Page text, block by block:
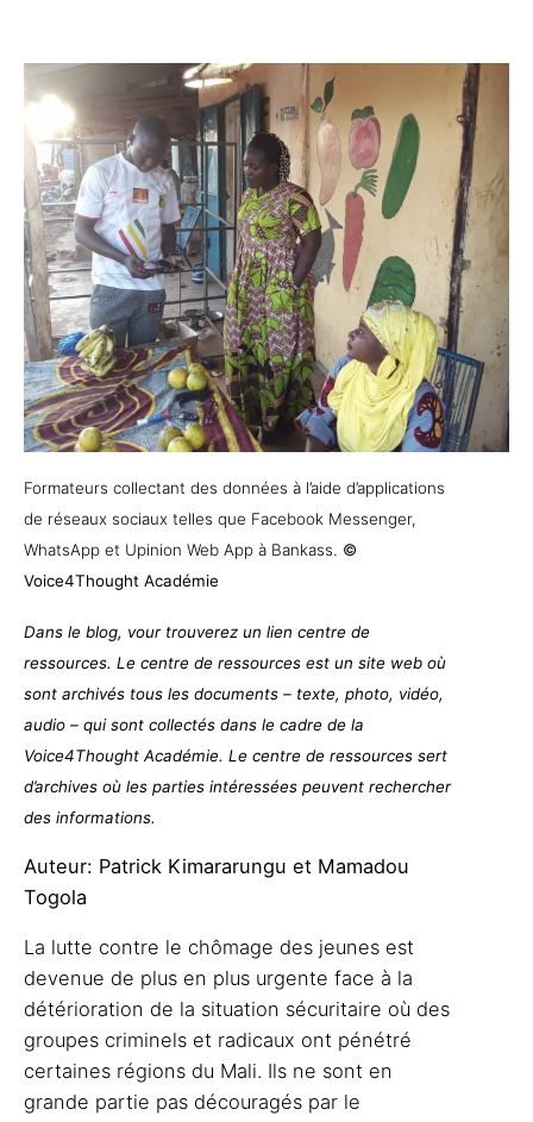
Formateurs collectant des données à l’aide d’applications
de réseaux sociaux telles que Facebook Messenger,
WhatsApp et Upinion Web App à Bankass. ©
Voice4Thought Académie
Dans le blog, vour trouverez un lien centre de
ressources. Le centre de ressources est un site web où
sont archivés tous les documents – texte, photo, vidéo,
audio – qui sont collectés dans le cadre de la
Voice4Thought Académie. Le centre de ressources sert
d’archives où les parties intéressées peuvent rechercher
des informations.
Auteur: Patrick Kimararungu et Mamadou
Togola
La lutte contre le chômage des jeunes est
devenue de plus en plus urgente face à la
détérioration de la situation sécuritaire où des
groupes criminels et radicaux ont pénétré
certaines régions du Mali. Ils ne sont en
grande partie pas découragés par le